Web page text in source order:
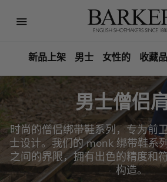
of
新品上架 男士 女性的 收藏品
男士僧侣
时尚的僧侣绑带鞋系列，专为前
士设计。我们的 monk 绑带鞋系
之间的界限，拥有出色的精度和
构造。